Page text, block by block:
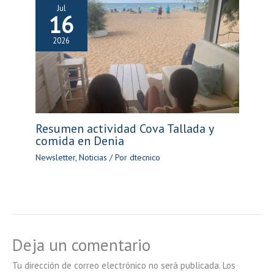
Jul
16
2026
Resumen actividad Cova Tallada y
comida en Denia
Newsletter, Noticias / Por dtecnico
Deja un comentario
Tu dirección de correo electrónico no será publicada. Los